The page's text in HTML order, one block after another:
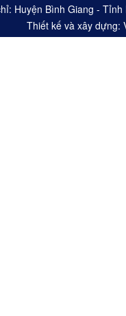
Huyện Bình Giang -
Thiết kế và xây dựng: